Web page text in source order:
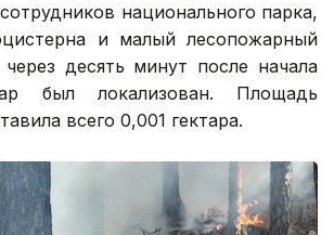
национального парка,
и малый лесопожарный
десять минут после начала
был локализован. Площадь
всего 0,001 гектара.